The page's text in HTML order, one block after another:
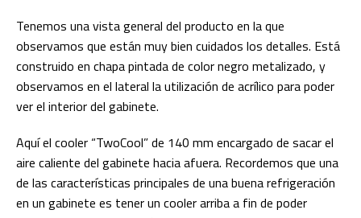
Tenemos una vista general del producto en la que
observamos que están muy bien cuidados los detalles. Está
construido en chapa pintada de color negro metalizado, y
observamos en el lateral la utilización de acrílico para poder
ver el interior del gabinete.
Aquí el cooler “TwoCool” de 140 mm encargado de sacar el
aire caliente del gabinete hacia afuera. Recordemos que una
de las características principales de una buena refrigeración
en un gabinete es tener un cooler arriba a fin de poder